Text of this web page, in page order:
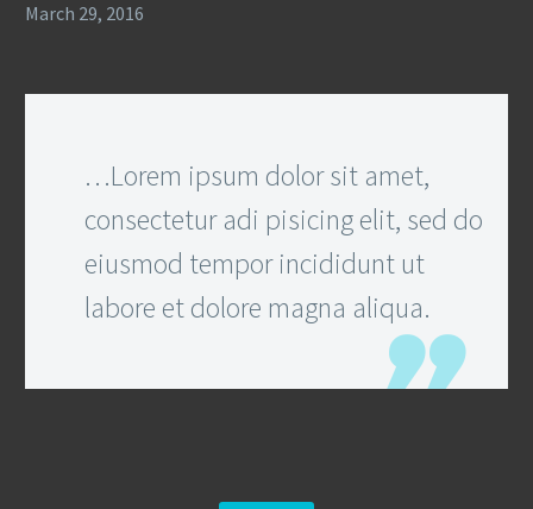
March 29, 2016
…Lorem ipsum dolor sit amet,
consectetur adi pisicing elit, sed do
eiusmod tempor incididunt ut
labore et dolore magna aliqua.